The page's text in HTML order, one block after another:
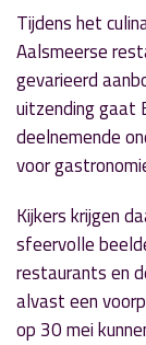
Tijdens het
Aalsmeerse
gevarieerd
uitzending gaat
deelnemende
voor
Kijkers krijgen
sfeervolle
restaurants en
alvast een
op 30 mei